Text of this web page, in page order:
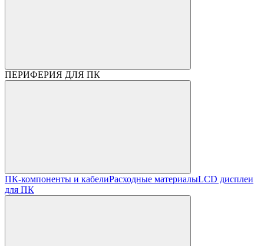
ПЕРИФЕРИЯ ДЛЯ ПК
ПК-компоненты и кабелиРасходные материалыLCD дисплеи
для ПК